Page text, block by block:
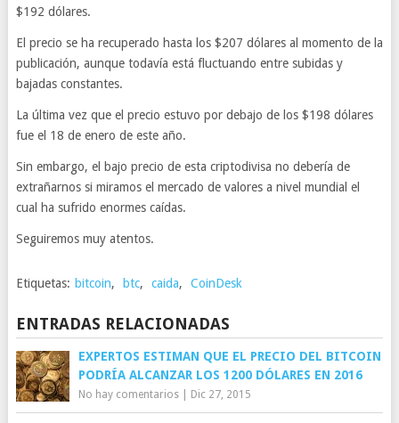
$192 dólares.
El precio se ha recuperado hasta los $207 dólares al momento de la
publicación, aunque todavía está fluctuando entre subidas y
bajadas constantes.
La última vez que el precio estuvo por debajo de los $198 dólares
fue el 18 de enero de este año.
Sin embargo, el bajo precio de esta criptodivisa no debería de
extrañarnos si miramos el mercado de valores a nivel mundial el
cual ha sufrido enormes caídas.
Seguiremos muy atentos.
Etiquetas: bitcoin, btc, caida, CoinDesk
ENTRADAS RELACIONADAS
EXPERTOS ESTIMAN QUE EL PRECIO DEL BITCOIN
PODRÍA ALCANZAR LOS 1200 DÓLARES EN 2016
No hay comentarios| Dic 27, 2015